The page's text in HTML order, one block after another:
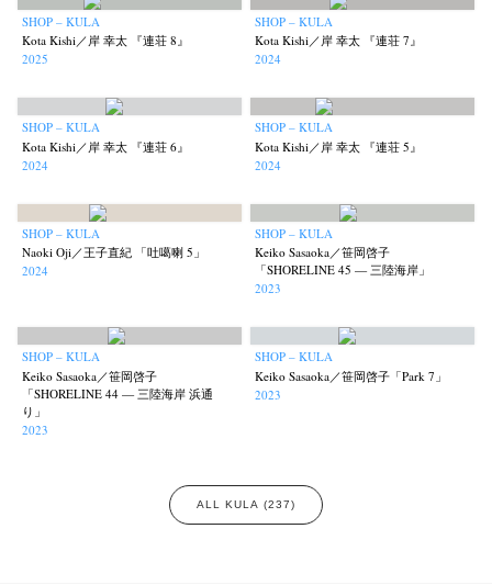
SHOP – KULA
Kota Kishi／岸 幸太 『連荘 8』
2025
SHOP – KULA
Kota Kishi／岸 幸太 『連荘 7』
2024
SHOP – KULA
Kota Kishi／岸 幸太 『連荘 6』
2024
SHOP – KULA
Kota Kishi／岸 幸太 『連荘 5』
2024
SHOP – KULA
Naoki Oji／王子直紀 「吐噶喇 5」
2024
SHOP – KULA
Keiko Sasaoka／笹岡啓子
「SHORELINE 45 — 三陸海岸」
2023
SHOP – KULA
Keiko Sasaoka／笹岡啓子
「SHORELINE 44 — 三陸海岸 浜通
り」
2023
SHOP – KULA
Keiko Sasaoka／笹岡啓子「Park 7」
2023
ALL KULA (237)